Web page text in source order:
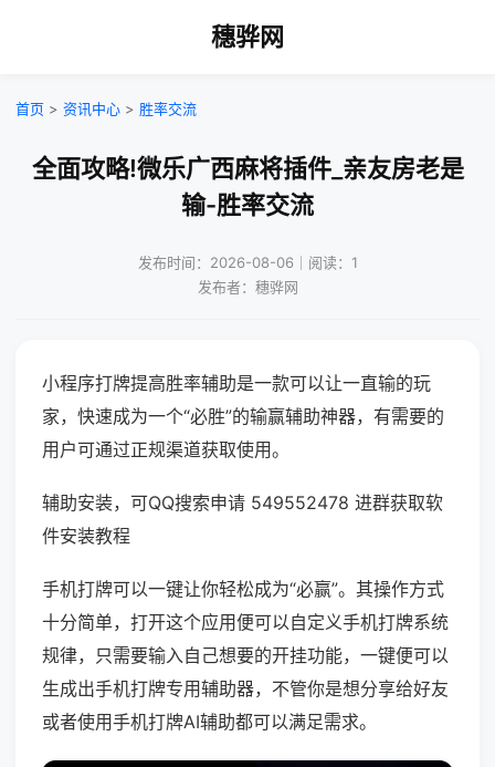
穗骅网
首页 > 资讯中心 > 胜率交流
全面攻略!微乐广西麻将插件_亲友房老是
输-胜率交流
发布时间：2026-08-06｜阅读：1
发布者：穗骅网
小程序打牌提高胜率辅助是一款可以让一直输的玩
家，快速成为一个“必胜”的输赢辅助神器，有需要的
用户可通过正规渠道获取使用。
辅助安装，可QQ搜索申请 549552478 进群获取软
件安装教程
手机打牌可以一键让你轻松成为“必赢”。其操作方式
十分简单，打开这个应用便可以自定义手机打牌系统
规律，只需要输入自己想要的开挂功能，一键便可以
生成出手机打牌专用辅助器，不管你是想分享给好友
或者使用手机打牌AI辅助都可以满足需求。